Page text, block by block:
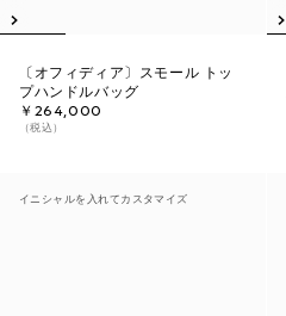
〔オフィディア〕スモール トッ
プハンドルバッグ
￥264,000
（税込）
イニシャルを入れてカスタマイズ